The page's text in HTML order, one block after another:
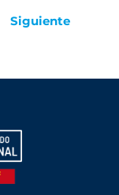
Siguiente